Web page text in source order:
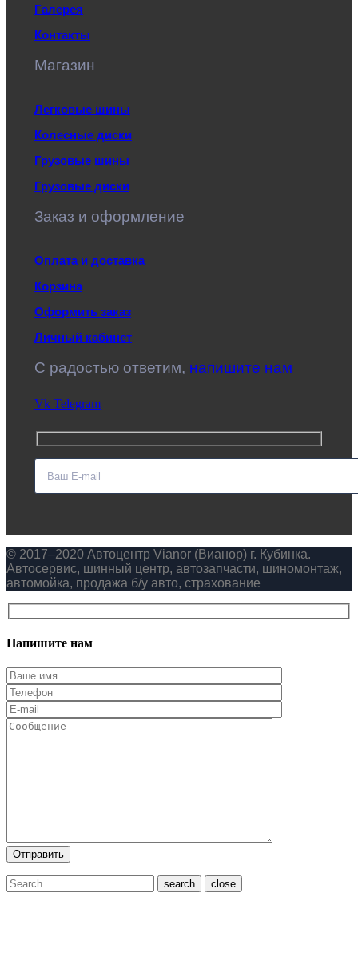
Галерея
Контакты
Магазин
Легковые шины
Колесные диски
Грузовые шины
Грузовые диски
Заказ и оформление
Оплата и доставка
Корзина
Оформить заказ
Личный кабинет
C радостью ответим, напишите нам
Vk Telegram
© 2017–2020 Автоцентр Vianor (Вианор) г. Кубинка.
Автосервис, шинный центр, автозапчасти, шиномонтаж,
автомойка, продажа б/у авто, страхование
Напишите нам
close